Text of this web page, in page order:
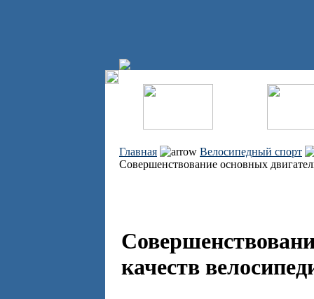
Главная
Велосипедный спорт
Совершенствование основных
качеств